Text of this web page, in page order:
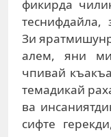
фикирда
теснифдайла,
Зи
алем, яни
чпивай
темадикай
ва
сифте